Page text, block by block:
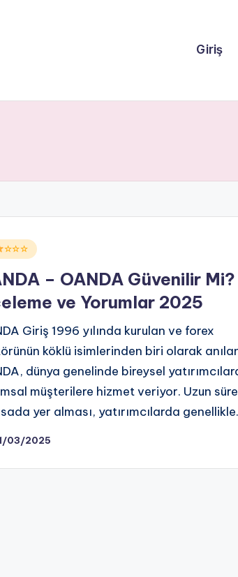
Giriş
☆☆☆
– OANDA Güvenilir Mi?
ve Yorumlar 2025
Giriş 1996 yılında kurulan ve forex
köklü isimlerinden biri olarak
dünya genelinde bireysel
müşterilere hizmet veriyor. Uzun
yer alması, yatırımcılarda
03/2025